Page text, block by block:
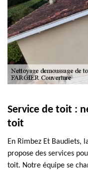
Service de toit :
toit
En Rimbez Et Baudiets,
propose des services
toit. Notre équipe se